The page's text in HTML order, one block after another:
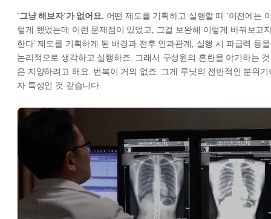
'그냥 해보자'가 없어요. 어떤 제도를 기획하고 실행할 때 '이전에는
렇게 했었는데 이런 문제점이 있었고, 그걸 보완해 이렇게 바꿔보고
한다' 제도를 기획하게 된 배경과 전후 인과관계, 실행 시 파급력 등을
논리적으로 생각하고 실행하죠. 그래서 구성원의 혼란을 야기하는 것
은 지양하려고 해요. 번복이 거의 없죠. 그게 루닛의 전반적인 분위기
자 특성인 것 같습니다.